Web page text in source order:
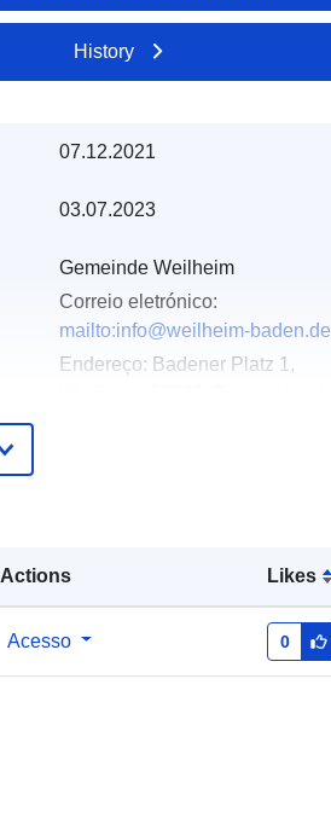
Actions Likes
Acesso 0
History
07.12.2021
03.07.2023
Gemeinde Weilheim
Correio eletrónico:
mailto:info@weilheim-baden.de
Endereço: Badener Platz 1,
July 2026
Coordenadas:
47.6914771 ], [ 8.2134074,